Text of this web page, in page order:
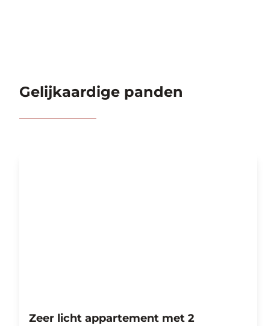
Gelijkaardige panden
Zeer licht appartement met 2